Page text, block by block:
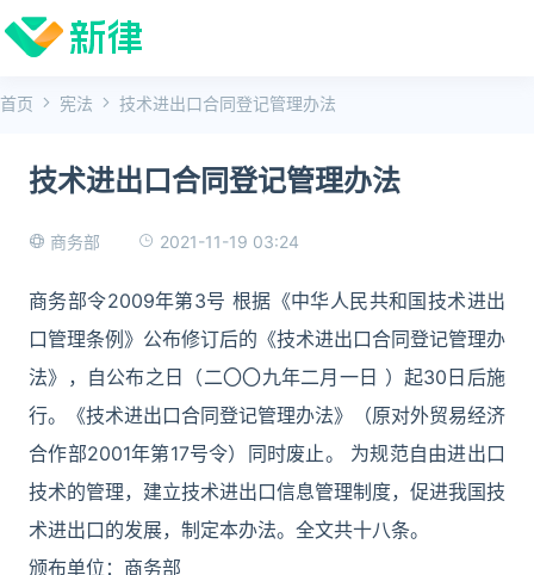
首页 宪法 技术进出口合同登记管理办法
技术进出口合同登记管理办法
商务部 2021-11-19 03:24
商务部令2009年第3号 根据《中华人民共和国技术进出
口管理条例》公布修订后的《技术进出口合同登记管理办
法》，自公布之日（二〇〇九年二月一日 ）起30日后施
行。《技术进出口合同登记管理办法》（原对外贸易经济
合作部2001年第17号令）同时废止。 为规范自由进出口
技术的管理，建立技术进出口信息管理制度，促进我国技
术进出口的发展，制定本办法。全文共十八条。
颁布单位：商务部